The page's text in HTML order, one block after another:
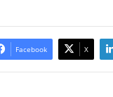
Facebook X